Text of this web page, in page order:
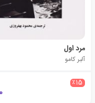
مرد اول
آلبر کامو
٪15